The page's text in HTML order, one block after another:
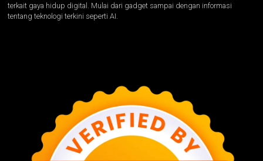
terkait gaya hidup digital. Mulai dari gadget sampai dengan informasi
tentang teknologi terkini seperti AI.